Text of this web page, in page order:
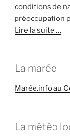
conditions de
préoccupation
Lire la suite …
La marée
Marée.info au
La météo